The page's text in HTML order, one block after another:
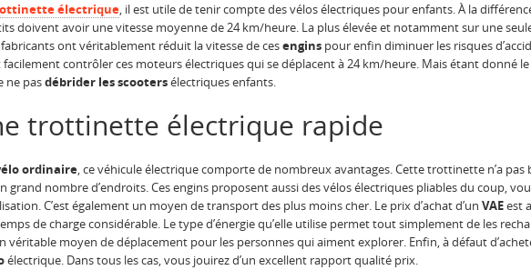
électrique, il est utile de tenir compte des vélos électriques pour enfants. À la
doivent avoir une vitesse moyenne de 24 km/heure. La plus élevée et notamment sur une
ont véritablement réduit la vitesse de cesengins pour enfin diminuer les risques
contrôler ces moteurs électriques qui se déplacent à 24 km/heure. Mais étant donné
ne pasdébrider les scootersélectriques enfants.
trottinette électrique rapide
ordinaire, ce véhicule électrique comporte de nombreux avantages. Cette trottinette n’a pas
grand nombre d’endroits. Ces engins proposent aussi des vélos électriques pliables du coup,
C’est également un moyen de transport des plus moins cher. Le prix d’achat d’un VAEest
de charge considérable. Le type d’énergie qu’elle utilise permet tout simplement de les
véritable moyen de déplacement pour les personnes qui aiment explorer. Enfin, à défaut
électrique. Dans tous les cas, vous jouirez d’un excellent rapport qualité prix.